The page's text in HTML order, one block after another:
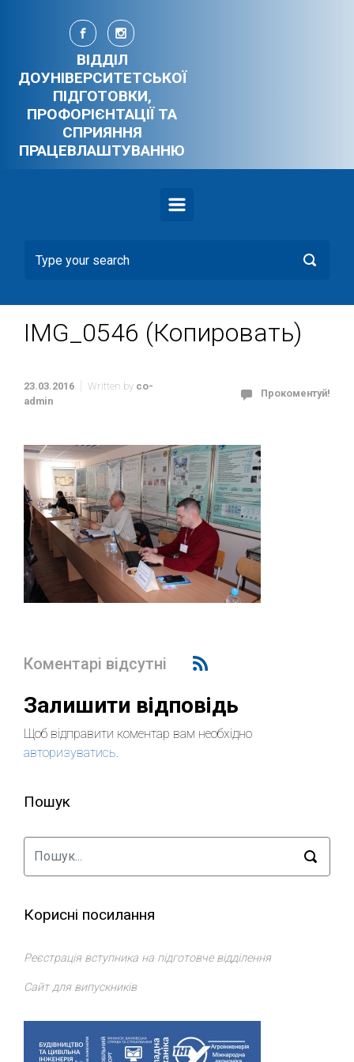
Skip to main content
ВІДДІЛ
ДОУНІВЕРСИТЕТСЬКОЇ
ПІДГОТОВКИ,
ПРОФОРІЄНТАЦІЇ ТА
СПРИЯННЯ
ПРАЦЕВЛАШТУВАННЮ
IMG_0546 (Копировать)
23.03.2016 Written by co-
admin
Прокоментуй!
Коментарі відсутні
Залишити відповідь
Щоб відправити коментар вам необхідно
авторизуватись.
Пошук
Корисні посилання
Реєстрація вступника на підготовче відділення
Сайт для випускників